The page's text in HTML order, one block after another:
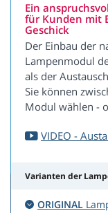
Ein
für Kunden mit
Geschick
Der Einbau der
Lampenmodul
als der
Sie können
Modul wählen -
VIDEO -
Varianten der
ORIGINAL